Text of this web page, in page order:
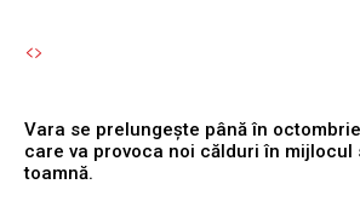
Vara se prelungește până în
care va provoca noi călduri în mijlocul
toamnă.